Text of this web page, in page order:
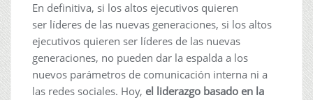
En definitiva, si los altos ejecutivos quieren
ser líderes de las nuevas generaciones, si los altos
ejecutivos quieren ser líderes de las nuevas
generaciones, no pueden dar la espalda a los
nuevos parámetros de comunicación interna ni a
las redes sociales. Hoy, el liderazgo basado en la